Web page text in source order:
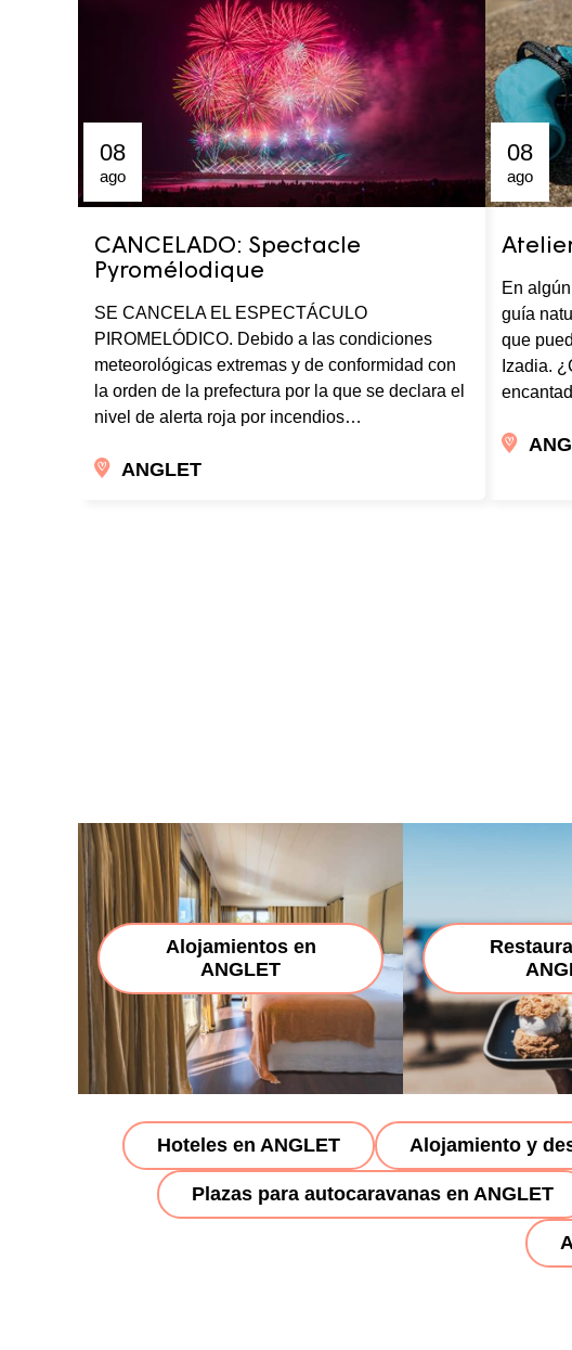
08
ago
CANCELADO: Spectacle
Pyromélodique
SE CANCELA EL ESPECTÁCULO
PIROMELÓDICO. Debido a las condiciones
meteorológicas extremas y de conformidad con
la orden de la prefectura por la que se declara el
nivel de alerta roja por incendios…
ANGLET
08
ago
En
guía
que
Izadia.
Alojamientos en
ANGLET
Hoteles en ANGLET Alojamiento y
Plazas para autocaravanas en ANGLET